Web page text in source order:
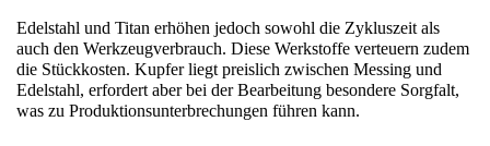
Edelstahl und Titan erhöhen jedoch sowohl die Zykluszeit als
auch den Werkzeugverbrauch. Diese Werkstoffe verteuern zudem
die Stückkosten. Kupfer liegt preislich zwischen Messing und
Edelstahl, erfordert aber bei der Bearbeitung besondere Sorgfalt,
was zu Produktionsunterbrechungen führen kann.